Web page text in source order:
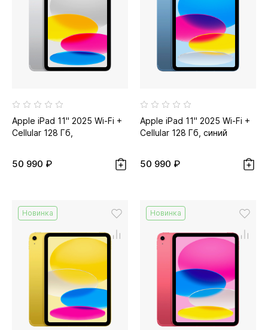
Apple iPad 11" 2025 Wi-Fi +
Cellular 128 Гб,
50 990 ₽
Apple iPad 11" 2025 Wi-Fi +
Cellular 128 Гб, синий
50 990 ₽
Новинка Новинка